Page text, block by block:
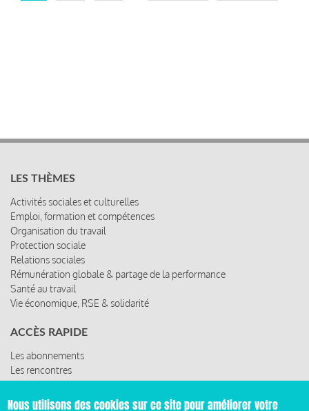
LES THÈMES
Activités sociales et culturelles
Emploi, formation et compétences
Organisation du travail
Protection sociale
Relations sociales
Rémunération globale & partage de la performance
Santé au travail
Vie économique, RSE & solidarité
ACCÈS RAPIDE
Les abonnements
Les rencontres
Les ressources
Nous utilisons des cookies sur ce site pour améliorer votre